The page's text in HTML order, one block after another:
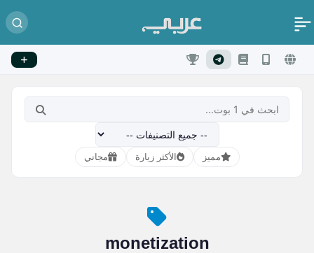
مميز الأكثر زيارة مجاني
monetization